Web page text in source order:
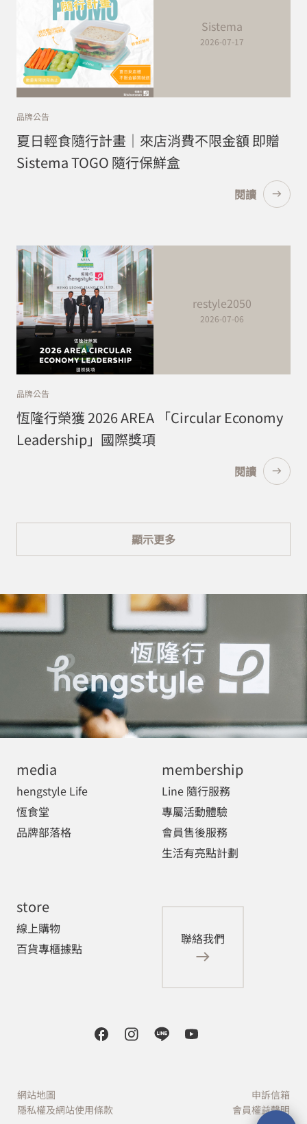
Sistema
2026-07-17
品牌公告
夏日輕食隨行計畫｜來店消費不限金額 即贈
Sistema TOGO 隨行保鮮盒
閱讀
restyle2050
2026-07-06
品牌公告
恆隆行榮獲 2026 AREA 「Circular Economy
Leadership」國際獎項
閱讀
顯示更多
media
hengstyle Life
恆食堂
品牌部落格
membership
Line 隨行服務
專屬活動體驗
會員售後服務
生活有亮點計劃
store
線上購物
百貨專櫃據點
聯絡我們
網站地圖
隱私權及網站使用條款
申訴信箱
會員權益聲明